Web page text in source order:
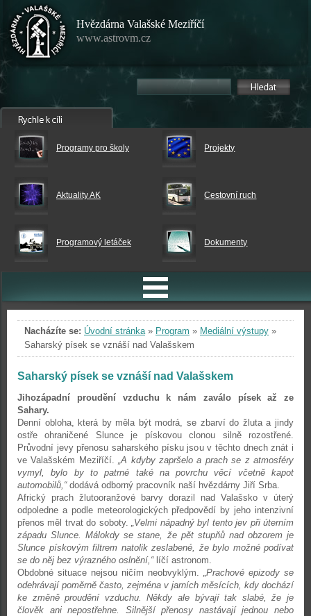
Hvězdárna Valašské Meziříčí
www.astrovm.cz
Programy pro školy Projekty
Aktuality AK Cestovní ruch
Programový letáček Dokumenty
Nacházíte se: Úvodní stránka» Program » Mediální výstupy »
Saharský písek se vznáší nad Valašskem
Saharský písek se vznáší nad Valašskem
Jihozápadní proudění vzduchu k nám zaválo písek až ze
Sahary.
Denní obloha, která by měla být modrá, se zbarví do žluta a jindy
ostře ohraničené Slunce je pískovou clonou silně rozostřené.
Průvodní jevy přenosu saharského písku jsou v těchto dnech znát i
ve Valašském Meziříčí. „A kdyby zapršelo a prach se z atmosféry
vymyl, bylo by to patrné také na povrchu věcí včetně kapot
automobilů,“ dodává odborný pracovník naší hvězdárny Jiří Srba.
Africký prach žlutooranžové barvy dorazil nad Valašsko v úterý
odpoledne a podle meteorologických předpovědí by jeho intenzivní
přenos měl trvat do soboty.„Velmi nápadný byl tento jev při úterním
západu Slunce. Málokdy se stane, že pět stupňů nad obzorem je
Slunce pískovým filtrem natolik zeslabené, že bylo možné podívat
se do něj bez výrazného oslnění,“líčí astronom.
Obdobné situace nejsou ničím neobvyklým. „Prachové epizody se
odehrávají poměrně často, zejména v jarních měsících, kdy dochází
ke změně proudění vzduchu. Někdy ale bývají tak slabé, že je
člověk ani nepostřehne. Silnější přenosy nastávají jednou nebo